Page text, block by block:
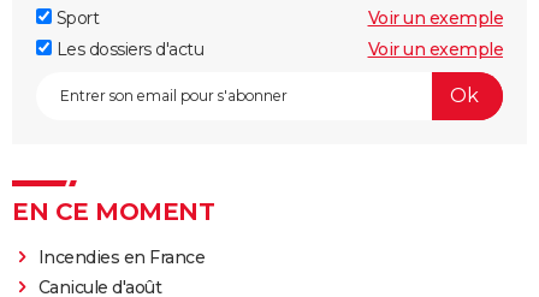
Sport
Voir un exemple
Les dossiers d'actu
Voir un exemple
EN CE MOMENT
Incendies en France
Canicule d'août